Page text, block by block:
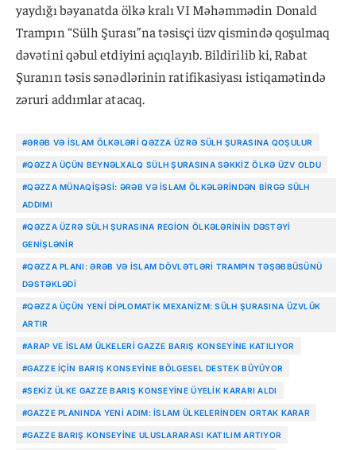
yaydığı bəyanatda ölkə kralı VI Məhəmmədin Donald
Trampın “Sülh Şurası”na təsisçi üzv qismində qoşulmaq
dəvətini qəbul etdiyini açıqlayıb. Bildirilib ki, Rabat
Şuranın təsis sənədlərinin ratifikasiyası istiqamətində
zəruri addımlar atacaq.
#ƏRƏB VƏ İSLAM ÖLKƏLƏRI QƏZZA ÜZRƏ SÜLH ŞURASINA QOŞULUR
#QƏZZA ÜÇÜN BEYNƏLXALQ SÜLH ŞURASINA SƏKKIZ ÖLKƏ ÜZV OLDU
#QƏZZA MÜNAQIŞƏSI: ƏRƏB VƏ İSLAM ÖLKƏLƏRINDƏN BIRGƏ SÜLH
ADDIMI
#QƏZZA ÜZRƏ SÜLH ŞURASINA REGION ÖLKƏLƏRININ DƏSTƏYI
GENIŞLƏNIR
#QƏZZA PLANI: ƏRƏB VƏ İSLAM DÖVLƏTLƏRI TRAMPIN TƏŞƏBBÜSÜNÜ
DƏSTƏKLƏDI
#QƏZZA ÜÇÜN YENI DIPLOMATIK MEXANIZM: SÜLH ŞURASINA ÜZVLÜK
ARTIR
#ARAP VE İSLAM ÜLKELERI GAZZE BARIŞ KONSEYINE KATILIYOR
#GAZZE IÇIN BARIŞ KONSEYINE BÖLGESEL DESTEK BÜYÜYOR
#SEKIZ ÜLKE GAZZE BARIŞ KONSEYINE ÜYELIK KARARI ALDI
#GAZZE PLANINDA YENI ADIM: İSLAM ÜLKELERINDEN ORTAK KARAR
#GAZZE BARIŞ KONSEYINE ULUSLARARASI KATILIM ARTIYOR